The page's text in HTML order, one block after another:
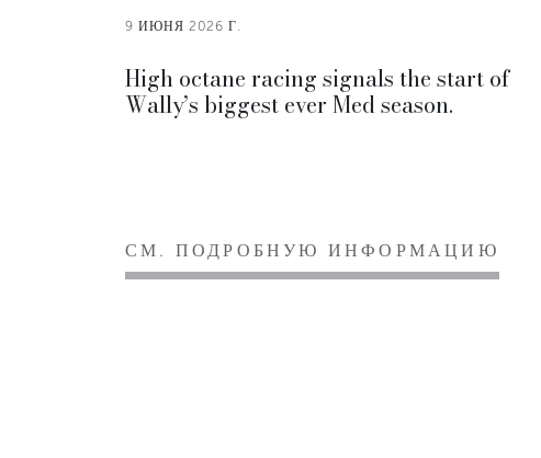
9 ИЮНЯ 2026 Г.
High octane racing signals the start of
Wally’s biggest ever Med season.
СМ. ПОДРОБНУЮ ИНФОРМАЦИЮ